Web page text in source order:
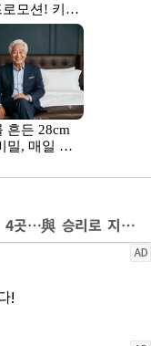
6·3 지선 광역단체장 민주 12곳·국힘 4곳…與 승리로 지방권력도 장악(종합)